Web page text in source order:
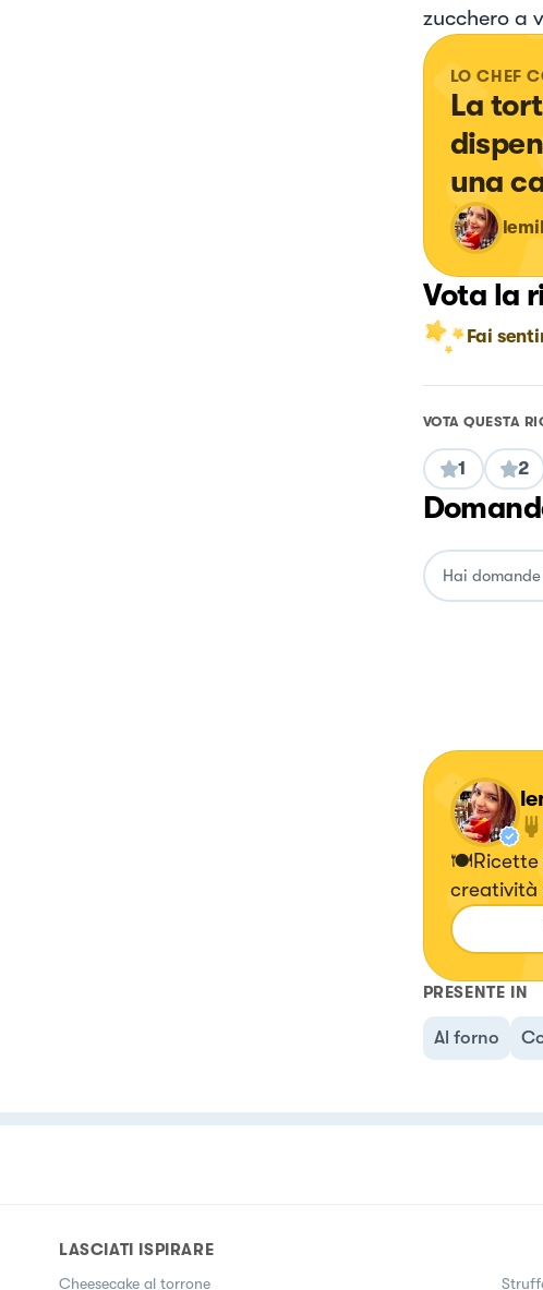
zucchero a
LO CHEF
La
una
Vota la
Fai
VOTA QUESTA
1 2
🍽Ricette
creatività
PRESENTE IN
Al forno
LASCIATI ISPIRARE
Cheesecake al torrone